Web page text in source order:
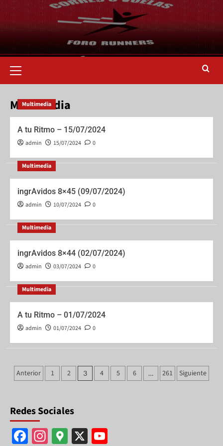
Multimedia
Multimedia
A tu Ritmo – 15/07/2024
admin 15/07/2024 0
Multimedia
ingrAvidos 8×45 (09/07/2024)
admin 10/07/2024 0
Multimedia
ingrAvidos 8×44 (02/07/2024)
admin 03/07/2024 0
Multimedia
A tu Ritmo – 01/07/2024
admin 01/07/2024 0
Anterior 1 2 3 4 5 6 … 261 Siguiente
Redes Sociales
F
In G
X